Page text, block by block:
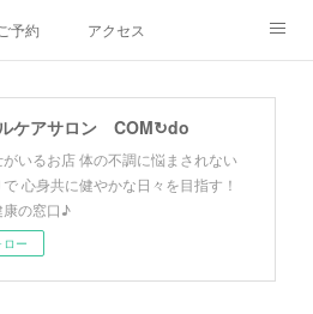
ご予約 アクセス
ルケアサロン COM↻do
いるお店 体の不調に悩まされない
心身共に健やかな日々を目指す！
の窓口♪
ロー